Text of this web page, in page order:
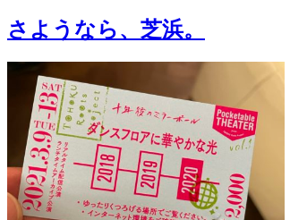
さようなら、芝浜。